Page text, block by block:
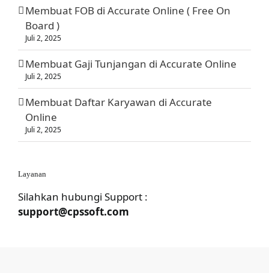
Membuat FOB di Accurate Online ( Free On
Board )
Juli 2, 2025
Membuat Gaji Tunjangan di Accurate Online
Juli 2, 2025
Membuat Daftar Karyawan di Accurate
Online
Juli 2, 2025
Layanan
Silahkan hubungi Support :
support@cpssoft.com